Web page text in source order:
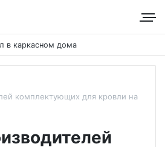
в каркасном дома
комплектующих для кровли на